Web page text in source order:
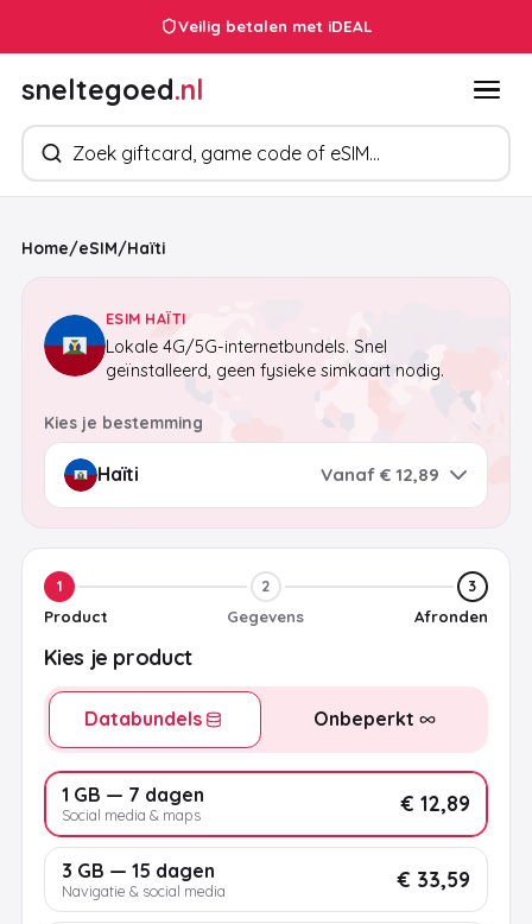
Veilig betalen met iDEAL
sneltegoed.nl
Zoek producten
Home/eSIM/Haïti
ESIM HAÏTI
Lokale 4G/5G-internetbundels. Snel
geïnstalleerd, geen fysieke simkaart nodig.
Kies je bestemming
Vanaf € 12,89
1
Product
2
Gegevens
3
Afronden
Kies je product
Databundels Onbeperkt
1 GB — 7 dagen
Social media & maps € 12,89
3 GB — 15 dagen
Navigatie & social media € 33,59